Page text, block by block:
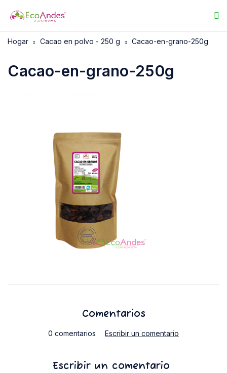
Hogar Cacao en polvo - 250 g Cacao-en-grano-250g
Cacao-en-grano-250g
Comentarios
0 comentarios Escribir un comentario
Escribir un comentario